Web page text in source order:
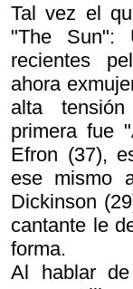
Tal vez el
"The Sun":
recientes
ahora
alta
primera fue
Efron (37),
ese mismo
Dickinson
cantante le
forma.
Al hablar